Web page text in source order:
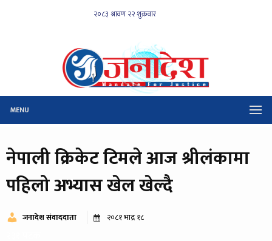
MENU
नेपाली क्रिकेट टिमले आज श्रीलंकामा
पहिलो अभ्यास खेल खेल्दै
जनादेश संवाददाता २०८१ भाद्र १८